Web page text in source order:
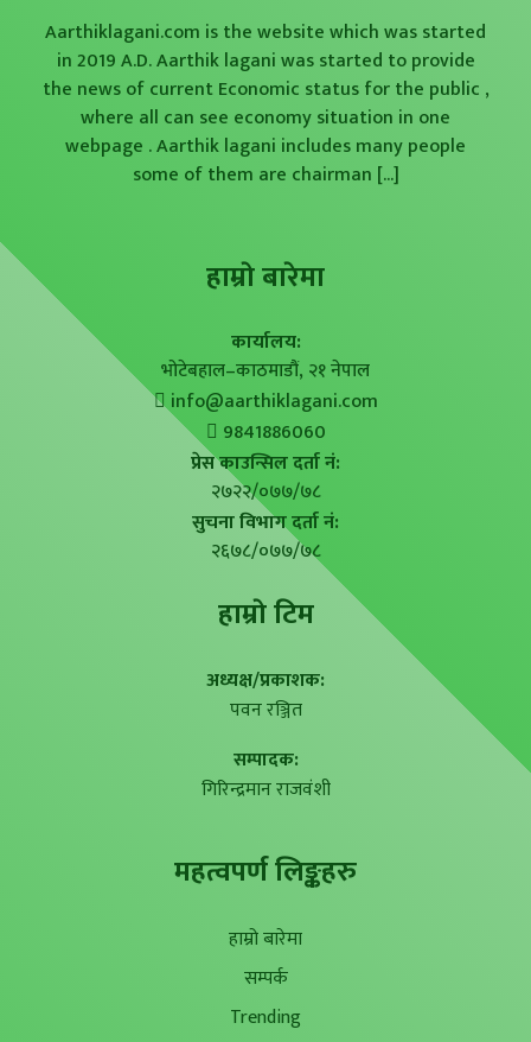
Aarthiklagani.com is the website which was started
in 2019 A.D. Aarthik lagani was started to provide
the news of current Economic status for the public ,
where all can see economy situation in one
webpage . Aarthik lagani includes many people
some of them are chairman [...]
हाम्राे बारेमा
कार्यालय:
भोटेबहाल–काठमाडौं, २१ नेपाल
info@aarthiklagani.com
9841886060
प्रेस काउन्सिल दर्ता नं:
२७२२/०७७/७८
सुचना विभाग दर्ता नं:
२६७८/०७७/७८
हाम्राे टिम
अध्यक्ष/प्रकाशक:
पवन रञ्जित
सम्पादक:
गिरिन्द्रमान राजवंशी
महत्वपर्ण लिङ्कहरु
हाम्रो बारेमा
सम्पर्क
Trending